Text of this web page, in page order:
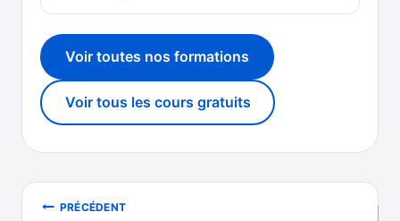
Voir toutes nos formations
Voir tous les cours gratuits
Navigation
PRÉCÉDENT